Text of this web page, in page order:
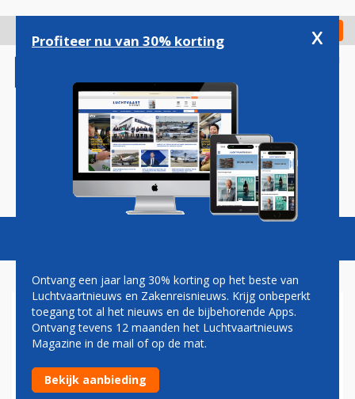
gaan
Check in
Magazine Podcasts Vacatures
VS WILLEN TWEE
VLIEGTUIGEN VAN ROMAN
ABRAMOVITSJ IN BESLAG
Profiteer nu van 30% korting x
Ontvang een jaar lang 30% korting op het beste van
Luchtvaartnieuws en Zakenreisnieuws. Krijg onbeperkt
toegang tot al het nieuws en de bijbehorende Apps.
Ontvang tevens 12 maanden het Luchtvaartnieuws
Magazine in de mail of op de mat.
Bekijk aanbieding